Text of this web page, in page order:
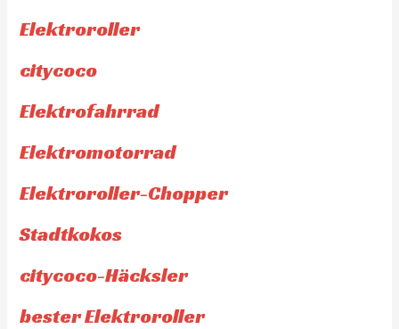
Elektroroller
citycoco
Elektrofahrrad
Elektromotorrad
Elektroroller-Chopper
Stadtkokos
citycoco-Häcksler
bester Elektroroller